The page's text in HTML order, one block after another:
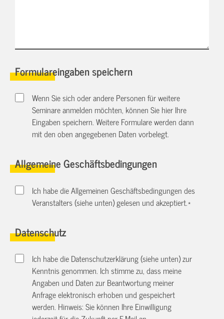
Formulareingaben speichern
Wenn Sie sich oder andere Personen für weitere
Seminare anmelden möchten, können Sie hier Ihre
Eingaben speichern. Weitere Formulare werden dann
mit den oben angegebenen Daten vorbelegt.
Allgemeine Geschäftsbedingungen
Ich habe die Allgemeinen Geschäftsbedingungen des
Veranstalters (siehe unten) gelesen und akzeptiert.*
Datenschutz
Ich habe die Datenschutzerklärung (siehe unten) zur
Kenntnis genommen. Ich stimme zu, dass meine
Angaben und Daten zur Beantwortung meiner
Anfrage elektronisch erhoben und gespeichert
werden. Hinweis: Sie können Ihre Einwilligung